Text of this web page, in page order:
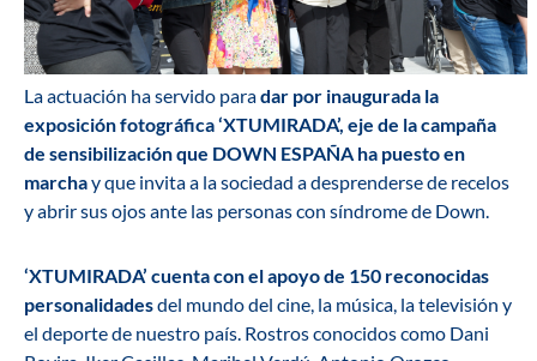
La actuación ha servido paradar por inaugurada la
exposición fotográfica ‘XTUMIRADA’, eje de la campaña
de sensibilización que DOWN ESPAÑA ha puesto en
marchay que invita a la sociedad a desprenderse de recelos
y abrir sus ojos ante las personas con síndrome de Down.
‘XTUMIRADA’ cuenta con el apoyo de 150 reconocidas
personalidadesdel mundo del cine, la música, la televisión y
el deporte de nuestro país. Rostros conocidos como Dani